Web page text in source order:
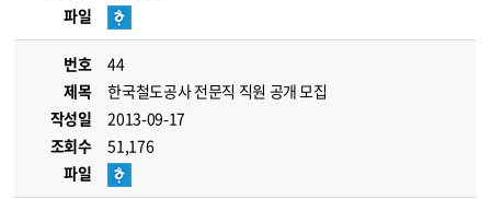
파일
번호
44
제목
한국철도공사 전문직 직원 공개 모집
작성일
2013-09-17
조회수
51,176
파일